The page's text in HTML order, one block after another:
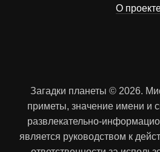
О
Загадки планеты © 2026.
приметы, значение имени и
развлекательно-
является руководством к